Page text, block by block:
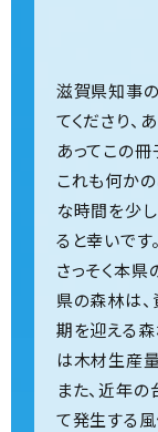
滋賀県知事
てくださり、
あってこの
これも何か
な時間を少
ると幸いです。
さっそく本
県の森林は
期を迎える森
は木材生産
また、近年
て発生する